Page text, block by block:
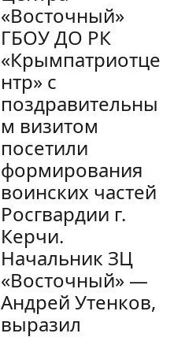
«Восточный»
ГБОУ ДО РК
«Крымпатриотце
нтр» с
поздравительны
м визитом
посетили
формирования
воинских частей
Росгвардии г.
Керчи.
Начальник ЗЦ
«Восточный» —
Андрей Утенков,
выразил